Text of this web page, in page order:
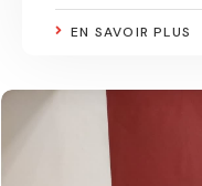
EN SAVOIR PLUS